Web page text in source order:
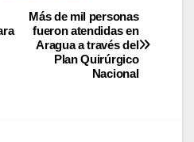
Más de mil personas
fueron atendidas en
Aragua a través del
Plan Quirúrgico
Nacional